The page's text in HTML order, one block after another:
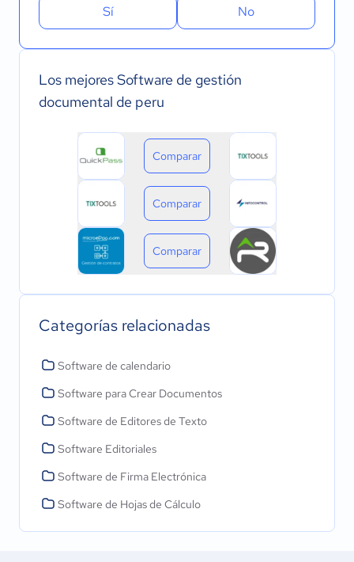
Sí No
Los mejores Software de gestión
documental de peru
Comparar
Comparar
Comparar
Categorías relacionadas
Software de calendario
Software para Crear Documentos
Software de Editores de Texto
Software Editoriales
Software de Firma Electrónica
Software de Hojas de Cálculo